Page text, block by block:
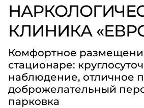
КЛИНИКА
Комфортное
стационаре:
наблюдение, отличное
доброжелательный
парковка